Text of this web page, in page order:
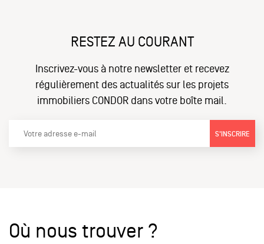
RESTEZ AU COURANT
Inscrivez-vous à notre newsletter et recevez
régulièrement des actualités sur les projets
immobiliers CONDOR dans votre boîte mail.
S'INSCRIRE
Où nous trouver ?